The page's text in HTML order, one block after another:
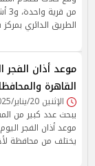
الطريق الدائري
القاهرة
الإثنين 20/يناير/2025 - 03:40 ص
يبحث عدد كبير من
يختلف من محافظة